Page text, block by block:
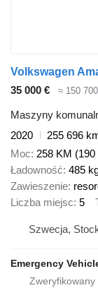
35 000 € ≈ 150
Maszyny
2020
255 696
Moc 258 KM (190
Ładowność 485
Zawieszenie
Liczba miejsc 5
Szwecja,
Emergency